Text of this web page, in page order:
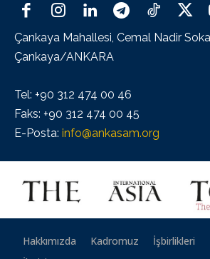
Çankaya Mahallesi, Cemal Nadir
Çankaya/ANKARA
Tel: +90 312 474 00 46
Faks: +90 312 474 00 45
E-Posta: info@ankasam.org
Hakkımızda Kadromuz İşbirlikleri